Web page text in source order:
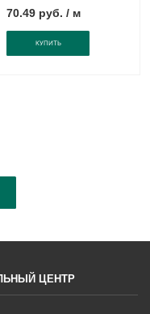
70.49 руб. / м
КУПИТЬ
ЦЕНТР